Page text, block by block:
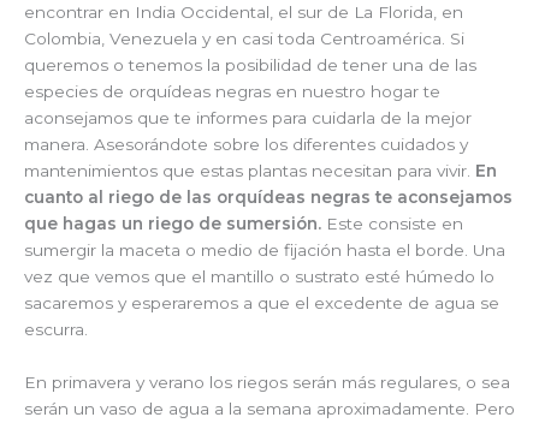
encontrar en India Occidental, el sur de La Florida, en
Colombia, Venezuela y en casi toda Centroamérica. Si
queremos o tenemos la posibilidad de tener una de las
especies de orquídeas negras en nuestro hogar te
aconsejamos que te informes para cuidarla de la mejor
manera. Asesorándote sobre los diferentes cuidados y
mantenimientos que estas plantas necesitan para vivir. En
cuanto al riego de las orquídeas negras te aconsejamos
que hagas un riego de sumersión. Este consiste en
sumergir la maceta o medio de fijación hasta el borde. Una
vez que vemos que el mantillo o sustrato esté húmedo lo
sacaremos y esperaremos a que el excedente de agua se
escurra.
En primavera y verano los riegos serán más regulares, o sea
serán un vaso de agua a la semana aproximadamente. Pero